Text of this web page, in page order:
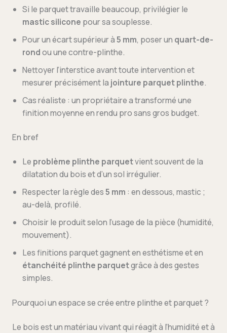
Si le parquet travaille beaucoup, privilégier le
mastic silicone pour sa souplesse.
Pour un écart supérieur à5 mm, poser un quart-de-
rondou une contre-plinthe.
Nettoyer l’interstice avant toute intervention et
mesurer précisément la jointure parquet plinthe.
Cas réaliste : un propriétaire a transformé une
finition moyenne en rendu pro sans gros budget.
En bref
Le problème plinthe parquetvient souvent de la
dilatation du bois et d’un sol irrégulier.
Respecter la règle des5 mm : en dessous, mastic ;
au-delà, profilé.
Choisir le produit selon l’usage de la pièce (humidité,
mouvement).
Les finitions parquet gagnent en esthétisme et en
étanchéité plinthe parquetgrâce à des gestes
simples.
Pourquoi un espace se crée entre plinthe et parquet ?
Le bois est un matériau vivant qui réagit à l’humidité et à